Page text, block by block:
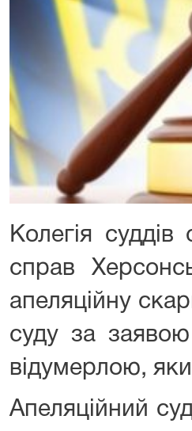
Колегія
справ
апеляційну
суду за
відумерлою,
Апеляційний